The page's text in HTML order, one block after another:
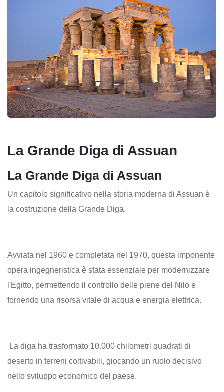
La Grande Diga di Assuan
La Grande Diga di Assuan
Un capitolo significativo nella storia moderna di Assuan è
la costruzione della Grande Diga.
Avviata nel 1960 e completata nel 1970, questa imponente
opera ingegneristica è stata essenziale per modernizzare
l'Egitto, permettendo il controllo delle piene del Nilo e
fornendo una risorsa vitale di acqua e energia elettrica.
La diga ha trasformato 10.000 chilometri quadrati di
deserto in terreni coltivabili, giocando un ruolo decisivo
nello sviluppo economico del paese.